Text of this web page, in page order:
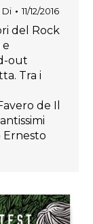
Di 11/12/2016
del Rock
e
out
Tra i
de Il
Ernesto